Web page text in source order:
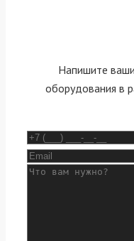
Напишите
оборудования в